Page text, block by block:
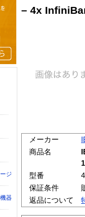
– 4x
メーカー
商品名
型番
保証条件
返品について
ジ
器